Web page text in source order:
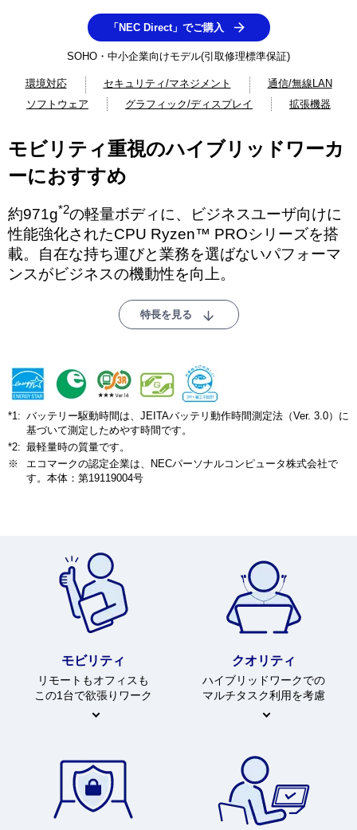
「NEC Direct」でご購入
SOHO・中小企業向けモデル(引取修理標準保証)
環境対応 セキュリティ/マネジメント
通信/無線LAN
ソフトウェア
グラフィック/ディスプレイ 拡張機器
モビリティ重視のハイブリッドワーカ
ーにおすすめ
約971g*2の軽量ボディに、ビジネスユーザ向けに
性能強化されたCPU Ryzen™ PROシリーズを搭
載。自在な持ち運びと業務を選ばないパフォーマ
ンスがビジネスの機動性を向上。
特長を見る
*1: バッテリー駆動時間は、JEITAバッテリ動作時間測定法（Ver. 3.0）に
基づいて測定しためやす時間です。
*2: 最軽量時の質量です。
※
エコマークの認定企業は、NECパーソナルコンピュータ株式会社で
す。本体：第19119004号
モビリティ
リモートもオフィスも
この1台で欲張りワーク
クオリティ
ハイブリッドワークでの
マルチタスク利用を考慮